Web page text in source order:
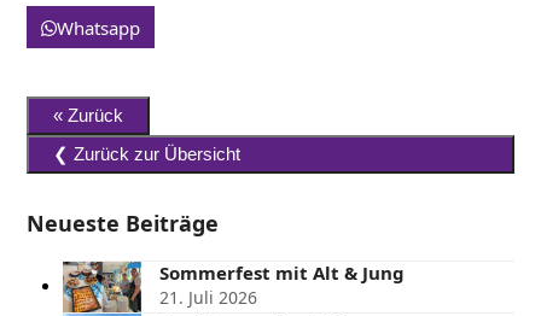
Whatsapp
Neueste Beiträge
Sommerfest mit Alt & Jung
21. Juli 2026